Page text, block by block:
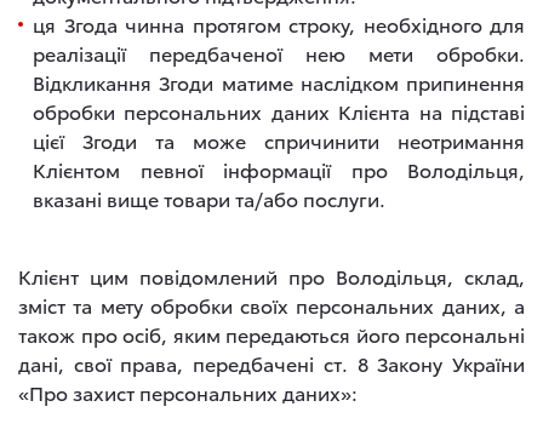
ця Згода чинна протягом строку, необхідного для
реалізації передбаченої нею мети обробки.
Відкликання Згоди матиме наслідком припинення
обробки персональних даних Клієнта на підставі
цієї Згоди та може спричинити неотримання
Клієнтом певної інформації про Володільця,
вказані вище товари та/або послуги.
Клієнт цим повідомлений про Володільця, склад,
зміст та мету обробки своїх персональних даних, а
також про осіб, яким передаються його персональні
дані, свої права, передбачені ст. 8 Закону України
«Про захист персональних даних»: